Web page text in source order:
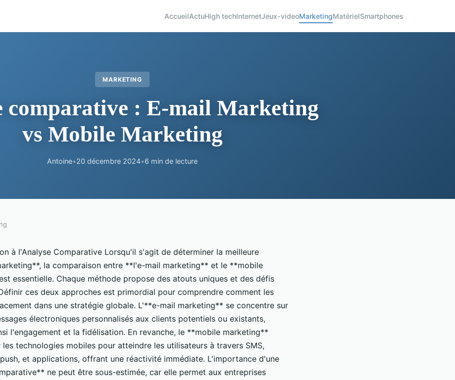
AccueilActuHigh techInternetJeux-videoMarketingMatérielSmartphones
MARKETING
comparative : E-mail Marketing
vs Mobile Marketing
Antoine•20 décembre 2024•6 min de lecture
à l'Analyse Comparative Lorsqu'il s'agit de déterminer la meilleure
la comparaison entre **l'e-mail marketing** et le **mobile
essentielle. Chaque méthode propose des atouts uniques et des défis
ces deux approches est primordial pour comprendre comment les
dans une stratégie globale. L'**e-mail marketing** se concentre sur
électroniques personnalisés aux clients potentiels ou existants,
l'engagement et la fidélisation. En revanche, le **mobile marketing**
technologies mobiles pour atteindre les utilisateurs à travers SMS,
et applications, offrant une réactivité immédiate. L'importance d'une
ne peut être sous-estimée, car elle permet aux entreprises